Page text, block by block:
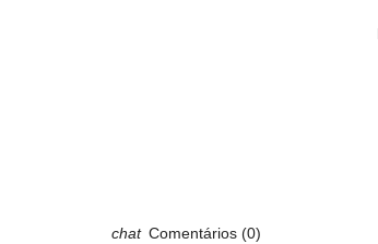
Comentários (0)